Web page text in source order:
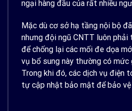
ngại hàng đầu của rất nhiều
Mặc dù cơ sở hạ tầng nội bộ
nhưng đội ngũ CNTT luôn phải
để chống lại các mối đe dọa
vụ bổ sung này thường có
Trong khi đó, các dịch vụ điện
tự cập nhật bảo mật để bảo vệ